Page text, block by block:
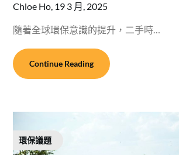
Chloe Ho, 19 3 月, 2025
隨著全球環保意識的提升，二手時…
Continue Reading
環保議題